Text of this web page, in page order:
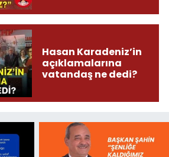
Hasan Karadeniz’in
açıklamalarına
vatandaş ne dedi?